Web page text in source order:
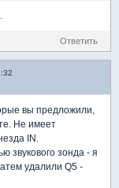
Ответить
вы предложили,
Не имеет
IN.
звукового зонда - я
удалили Q5 -